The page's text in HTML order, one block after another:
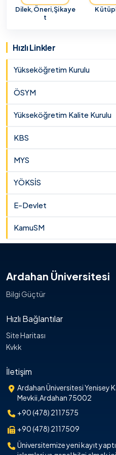
Dilek,Öneri,Şikaye
t
Hızlı Linkler
Yükseköğretim Kurulu
ÖSYM
Yükseköğretim Kalite Kurulu
KBS
MYS
YÖKSİS
E-Devlet
KamuSM
Ardahan Üniversitesi
Bilgi Güçtür
Hızlı Bağlantılar
Site Haritası
Kvkk
İletişim
Ardahan Üniversitesi Yenisey
Mevkii,Ardahan 75002
+90 (478) 2117575
+90 (478) 2117509
Üniversitemize yeni kayıt